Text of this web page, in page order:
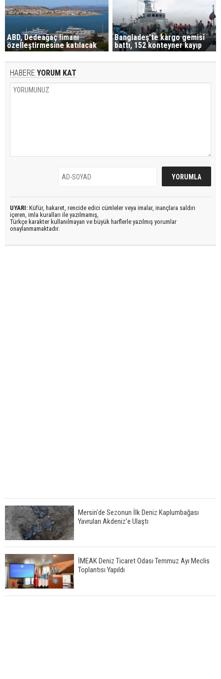
ABD, Dedeağaç limanı
özelleştirmesine katılacak
Bangladeş'te kargo gemisi
battı, 152 konteyner kayıp
HABERE YORUM KAT
UYARI: Küfür, hakaret, rencide edici cümleler veya imalar, inançlara saldırı
içeren, imla kuralları ile yazılmamış,
Türkçe karakter kullanılmayan ve büyük harflerle yazılmış yorumlar
onaylanmamaktadır.
Mersin'de Sezonun İlk Deniz Kaplumbağası
Yavruları Akdeniz'e Ulaştı
İMEAK Deniz Ticaret Odası Temmuz Ayı Meclis
Toplantısı Yapıldı